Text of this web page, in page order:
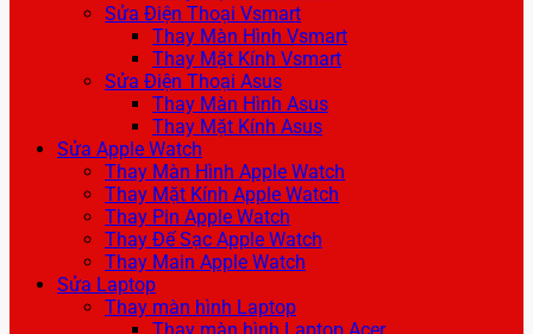
Sửa Điện Thoại Vsmart
Thay Màn Hình Vsmart
Thay Mặt Kính Vsmart
Sửa Điện Thoại Asus
Thay Màn Hình Asus
Thay Mặt Kính Asus
Sửa Apple Watch
Thay Màn Hình Apple Watch
Thay Mặt Kính Apple Watch
Thay Pin Apple Watch
Thay Đế Sạc Apple Watch
Thay Main Apple Watch
Sửa Laptop
Thay màn hình Laptop